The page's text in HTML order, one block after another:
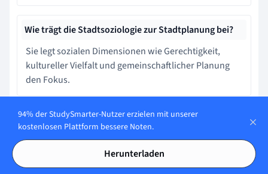
Wie trägt die Stadtsoziologie zur Stadtplanung bei?
Sie legt sozialen Dimensionen wie Gerechtigkeit,
kultureller Vielfalt und gemeinschaftlicher Planung
den Fokus.
Lerne schneller mit den 12
Karteikarten zu
94% der StudySmarter-Nutzer erzielen mit unserer
kostenlosen Plattform bessere Noten.
Herunterladen